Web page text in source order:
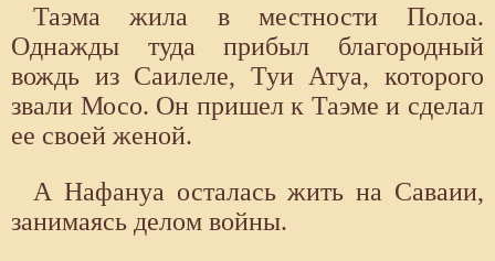
Таэма жила в местности Полоа.
Однажды туда прибыл благородный
вождь из Саилеле, Туи Атуа, которого
звали Мосо. Он пришел к Таэме и сделал
ее своей женой.
А Нафануа осталась жить на Саваии,
занимаясь делом войны.